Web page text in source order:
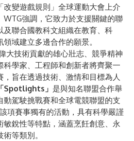
改變遊戲規則」全球運動大會上介
WTG強調，它致力於支援關鍵的聯
及聯合國教科文組織在教育、科
域建立多邊合作的願景。
大技術貢獻的雄心壯志、競爭精神
科學家、工程師和創新者將齊聚一
，旨在透過技術、激情和目標為人
「Spotlights」 是與知名聯盟合作舉
動駕駛挑戰賽和全球電競聯盟的支
項賽事獨有的活動，具有科學嚴謹
敏銳性等特點，涵蓋烹飪創意、永
等類別。